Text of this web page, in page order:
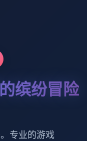
缤纷冒险
专业的游戏